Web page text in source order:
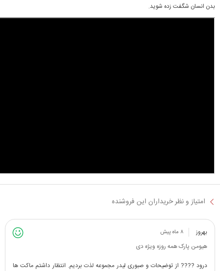
بدن انسان شگفت زده شوید.
امتیاز و نظر خریداران این فروشنده
بهروز ۸ ماه پیش
هیومن پارک همه روزه ویژه دی
درود ???? از توضیحات و صبوری لیدر مجموعه لذت بردیم. انتظار داشتم ماکت ها